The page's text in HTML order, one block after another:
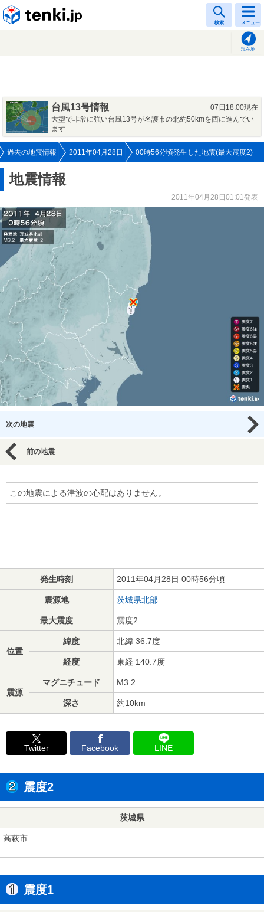
検索 メニュー
現在地
台風13号情報
07日18:00現在
大型で非常に強い台風13号が名護市の北約50kmを西に進んでい
ます
過去の地震情報 2011年04月28日 00時56分頃発生した地震(最大震度2)
地震情報
2011年04月28日01:01発表
次の地震
前の地震
この地震による津波の心配はありません。
発生時刻 2011年04月28日 00時56分頃
震源地 茨城県北部
最大震度 震度2
位置
緯度 北緯 36.7度
経度 東経 140.7度
震源
マグニチュード M3.2
深さ 約10km
Twitter Facebook LINE
震度2
茨城県
高萩市
震度1